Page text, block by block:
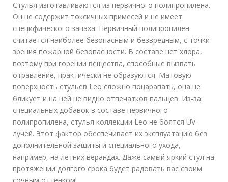
Стулья изготавливаются из первичного полипропилена.
Он не содержит токсичных примесей и не имеет
специфического запаха. Первичный полипропилен
считается наиболее безопасным и безвредным, с точки
зрения пожарной безопасности. В составе нет хлора,
поэтому при горении вещества, способные вызвать
отравление, практически не образуются. Матовую
поверхность стульев Leo сложно поцарапать, она не
бликует и на ней не видно отпечатков пальцев. Из-за
специальных добавок в составе первичного
полипропилена, стулья коллекции Leo не боятся UV-
лучей. Этот фактор обеспечивает их эксплуатацию без
дополнительной защиты и специального ухода,
например, на летних верандах. Даже самый яркий стул на
протяжении долгого срока будет радовать вас своим